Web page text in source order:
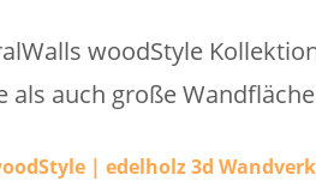
woodStyle
als auch große
| edelholz 3d